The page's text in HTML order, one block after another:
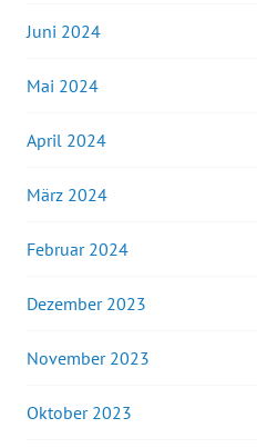
Juni 2024
Mai 2024
April 2024
März 2024
Februar 2024
Dezember 2023
November 2023
Oktober 2023